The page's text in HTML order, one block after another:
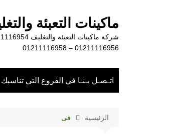
ماكينات التعبئة
01211116956 – 01211116958
اتـصـل بـنـا في الفروع التي تناسبك
الرئيسية فى